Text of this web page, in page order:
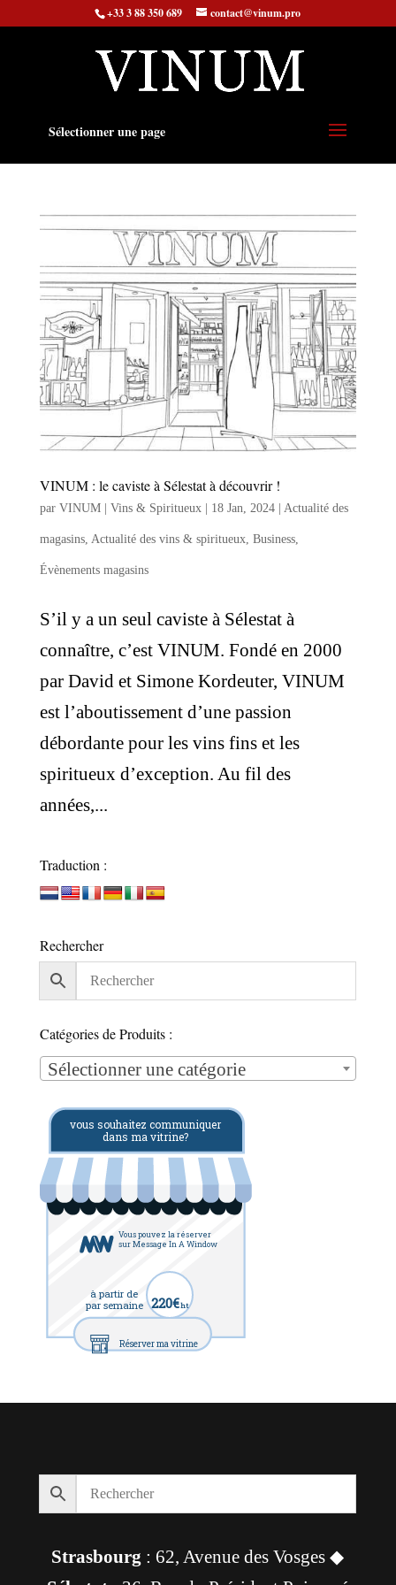
+33 3 88 350 689 contact@vinum.pro
Sélectionner une page
VINUM : le caviste à Sélestat à découvrir !
par VINUM | Vins & Spiritueux| 18 Jan, 2024| Actualité des
magasins, Actualité des vins & spiritueux, Business,
Évènements magasins
S’il y a un seul caviste à Sélestat à
connaître, c’est VINUM. Fondé en 2000
par David et Simone Kordeuter, VINUM
est l’aboutissement d’une passion
débordante pour les vins fins et les
spiritueux d’exception. Au fil des
années,...
Traduction :
Rechercher
Catégories de Produits :
Sélectionner une catégorie
vous souhaitez communiquer
dans ma vitrine?
Vous pouvez la réserver
sur Message In A Window
à partir de
par semaine 220€ht
Réserver ma vitrine
Strasbourg : 62, Avenue des Vosges ◆